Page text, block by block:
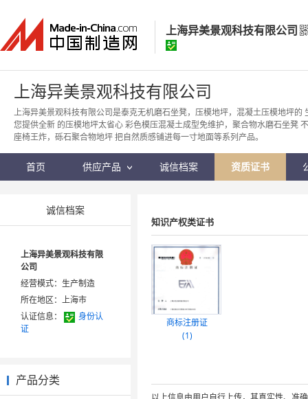
上海异美景观科技有限公司
上海异美景观科技有限公司
经营模式：生产制造
所在地区： 上海市
认证信息：
身份认证
上海异美景观科技有限公司
上海异美景观科技有限公司是泰克无机磨石坐凳，压模地坪，混凝土压模地坪的
您提供全新 的压模地坪太省心 彩色模压混凝土成型免维护，聚合物水磨石坐凳
座椅王炸，砾石聚合物地坪 把自然质感铺进每一寸地面等系列产品。
首页 供应产品 诚信档案 资质证书
诚信档案
上海异美景观科技有限
公司
经营模式：生产制造
所在地区：上海市
认证信息：
身份认
证
产品分类
知识产权类证书
商标注册证
(1)